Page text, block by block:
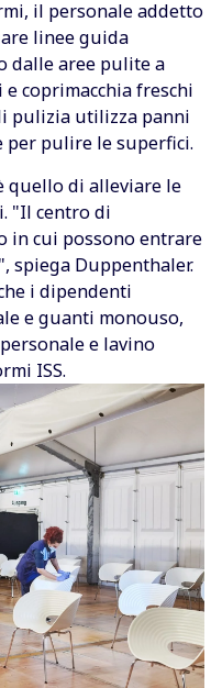
il personale addetto
linee guida
dalle aree pulite a
coprimacchia freschi
pulizia utilizza panni
per pulire le superfici.
quello di alleviare le
"Il centro di
in cui possono entrare
spiega Duppenthaler.
i dipendenti
e guanti monouso,
e lavino
ISS.